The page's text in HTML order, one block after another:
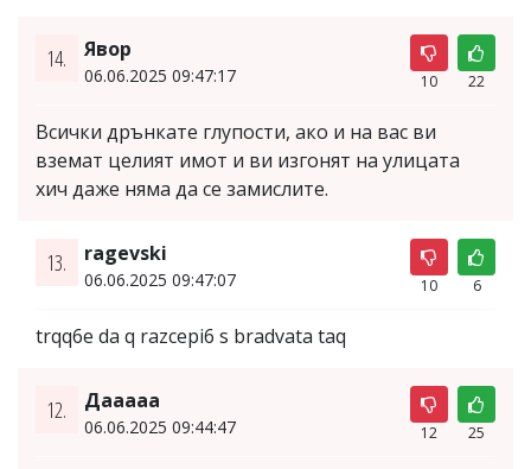
14. Явор
06.06.2025 09:47:17 10 22
Всички дрънкате глупости, ако и на вас ви
вземат целият имот и ви изгонят на улицата
хич даже няма да се замислите.
13. ragevski
06.06.2025 09:47:07 10 6
trqq6e da q razcepi6 s bradvata taq
12. Дааааа
06.06.2025 09:44:47 12 25